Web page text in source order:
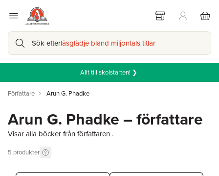
Sök efterläsglädje bland miljontals titlar
Allt till skolstarten! ❯
Författare Arun G. Phadke
Arun G. Phadke – författare
Visar alla böcker från författaren .
5 produkter